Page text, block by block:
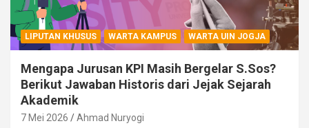
LIPUTAN KHUSUS WARTA KAMPUS WARTA UIN JOGJA
Mengapa Jurusan KPI Masih Bergelar S.Sos?
Berikut Jawaban Historis dari Jejak Sejarah
Akademik
7 Mei 2026 Ahmad Nuryogi